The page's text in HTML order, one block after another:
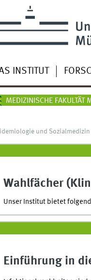
INSTITUT
MEDIZINISCHE FAKULTÄT
und Sozialmedizin
Wahlfächer
Unser Institut bietet
Einführung in